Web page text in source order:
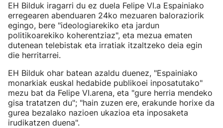
EH Bilduk iragarri du ez duela Felipe VI.a Espainiako
erregearen abenduaren 24ko mezuaren baloraziorik
egingo, bere "ideologiarekiko eta jardun
politikoarekiko koherentziaz", eta mezua ematen
dutenean telebistak eta irratiak itzaltzeko deia egin
die herritarrei.
EH Bilduk ohar batean azaldu duenez, "Espainiako
monarkiak euskal hedabide publikoei inposatutako"
mezu bat da Felipe VI.arena, eta "gure herria mendeko
gisa tratatzen du"; "hain zuzen ere, erakunde horixe da
gurea bezalako nazioen ukazioa eta inposaketa
irudikatzen duena".